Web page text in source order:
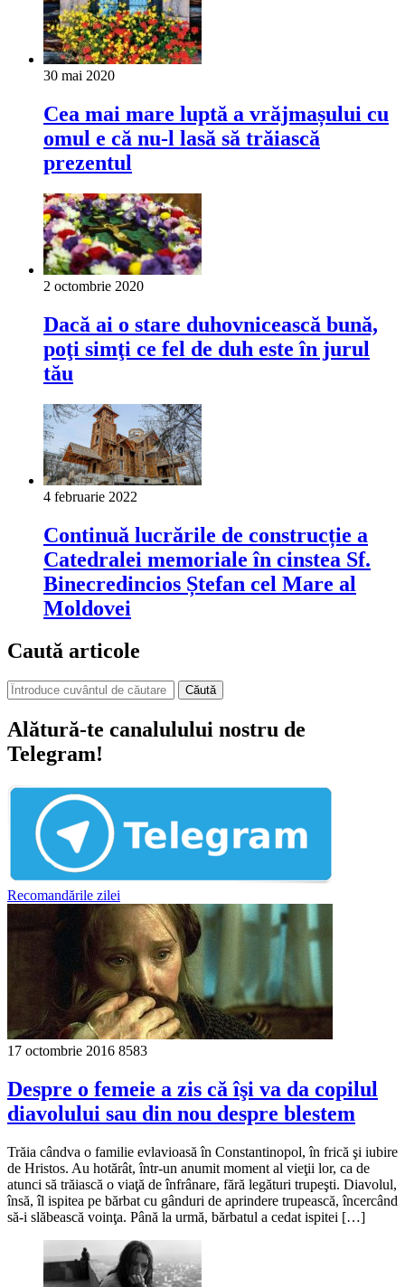
30 mai 2020
Cea mai mare luptă a vrăjmașului cu
omul e că nu-l lasă să trăiască
prezentul
2 octombrie 2020
Dacă ai o stare duhovnicească bună,
poţi simţi ce fel de duh este în jurul
tău
4 februarie 2022
Continuă lucrările de construcție a
Catedralei memoriale în cinstea Sf.
Binecredincios Ștefan cel Mare al
Moldovei
Caută articole
Căută
Alătură-te canalulului nostru de
Telegram!
Recomandările zilei
17 octombrie 2016 8583
Despre o femeie a zis că îşi va da copilul
diavolului sau din nou despre blestem
Trăia cândva o familie evlavioasă în Constantinopol, în frică şi iubire
de Hristos. Au hotărât, într-un anumit moment al vieţii lor, ca de
atunci să trăiască o viaţă de înfrânare, fără legături trupeşti. Diavolul,
însă, îl ispitea pe bărbat cu gânduri de aprindere trupească, încercând
să-i slăbească voinţa. Până la urmă, bărbatul a cedat ispitei […]